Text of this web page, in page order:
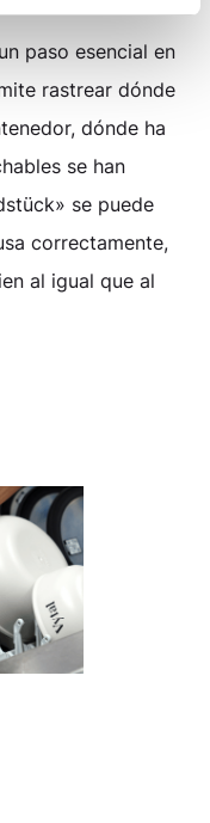
paso esencial en
rastrear dónde
dónde ha
se han
se puede
correctamente,
al igual que al